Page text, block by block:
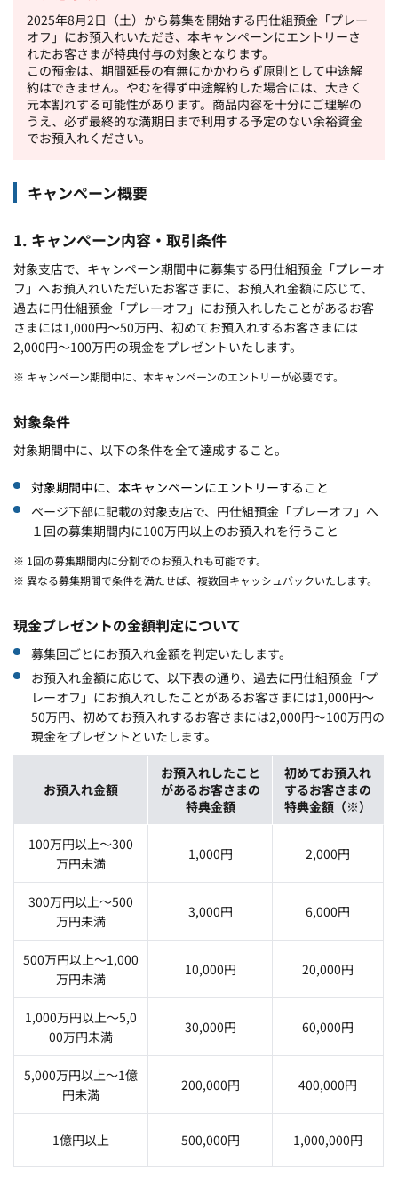
2025年8月2日（土）から募集を開始する円仕組預金「プレー
オフ」にお預入れいただき、本キャンペーンにエントリーさ
れたお客さまが特典付与の対象となります。
この預金は、期間延長の有無にかかわらず原則として中途解
約はできません。やむを得ず中途解約した場合には、大きく
元本割れする可能性があります。商品内容を十分にご理解の
うえ、必ず最終的な満期日まで利用する予定のない余裕資金
でお預入れください。
キャンペーン概要
1. キャンペーン内容・取引条件
対象支店で、キャンペーン期間中に募集する円仕組預金「プレーオ
フ」へお預入れいただいたお客さまに、お預入れ金額に応じて、
過去に円仕組預金「プレーオフ」にお預入れしたことがあるお客
さまには1,000円～50万円、初めてお預入れするお客さまには
2,000円～100万円の現金をプレゼントいたします。
※ キャンペーン期間中に、本キャンペーンのエントリーが必要です。
対象条件
対象期間中に、以下の条件を全て達成すること。
対象期間中に、本キャンペーンにエントリーすること
ページ下部に記載の対象支店で、円仕組預金「プレーオフ」へ
１回の募集期間内に100万円以上のお預入れを行うこと
※ 1回の募集期間内に分割でのお預入れも可能です。
※ 異なる募集期間で条件を満たせば、複数回キャッシュバックいたします。
現金プレゼントの金額判定について
募集回ごとにお預入れ金額を判定いたします。
お預入れ金額に応じて、以下表の通り、過去に円仕組預金「プ
レーオフ」にお預入れしたことがあるお客さまには1,000円～
50万円、初めてお預入れするお客さまには2,000円～100万円の
現金をプレゼントといたします。
お預入れ金額
お預入れしたこと
があるお客さまの
特典金額
初めてお預入れ
するお客さまの
特典金額（※）
100万円以上～300
万円未満
1,000円 2,000円
300万円以上～500
万円未満
3,000円 6,000円
500万円以上～1,000
万円未満
10,000円 20,000円
1,000万円以上～5,0
00万円未満
30,000円 60,000円
5,000万円以上～1億
円未満
200,000円 400,000円
1億円以上 500,000円 1,000,000円